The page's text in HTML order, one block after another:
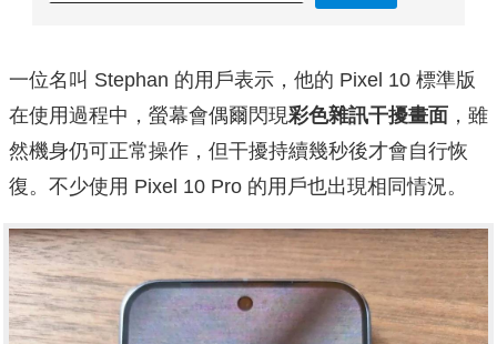
一位名叫 Stephan 的用戶表示，他的 Pixel 10 標準版
在使用過程中，螢幕會偶爾閃現彩色雜訊干擾畫面 ，雖
然機身仍可正常操作，但干擾持續幾秒後才會自行恢
復。不少使用 Pixel 10 Pro 的用戶也出現相同情況。